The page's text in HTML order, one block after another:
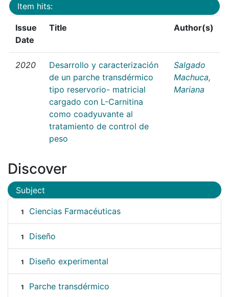
Item hits:
Issue
Date
Title Author(s)
2020
Desarrollo y caracterización
de un parche transdérmico
tipo reservorio- matricial
cargado con L-Carnitina
como coadyuvante al
tratamiento de control de
peso
Salgado
Machuca,
Mariana
Discover
Subject
1 Ciencias Farmacéuticas
1 Diseño
1 Diseño experimental
1 Parche transdérmico